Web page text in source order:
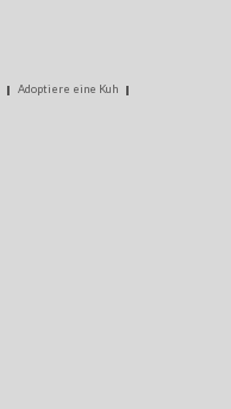
Adoptiere eine Kuh